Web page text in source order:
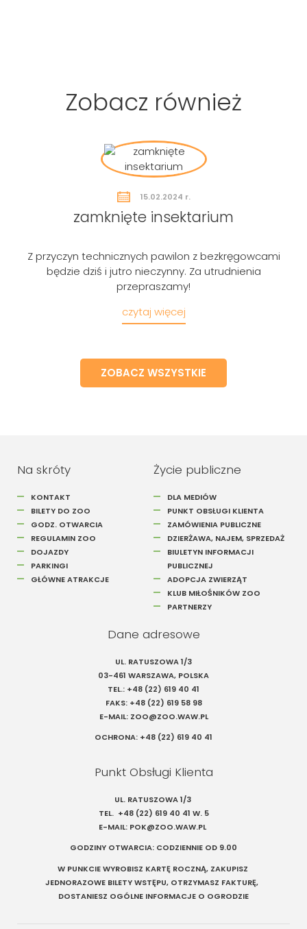
Zobacz również
15.02.2024 r.
zamknięte insektarium
Z przyczyn technicznych pawilon z bezkręgowcami
będzie dziś i jutro nieczynny. Za utrudnienia
przepraszamy!
czytaj więcej
ZOBACZ WSZYSTKIE
Na skróty
KONTAKT
BILETY DO ZOO
GODZ. OTWARCIA
REGULAMIN ZOO
DOJAZDY
PARKINGI
GŁÓWNE ATRAKCJE
Życie publiczne
DLA MEDIÓW
PUNKT OBSŁUGI KLIENTA
ZAMÓWIENIA PUBLICZNE
DZIERŻAWA, NAJEM, SPRZEDAŻ
BIULETYN INFORMACJI
PUBLICZNEJ
ADOPCJA ZWIERZĄT
KLUB MIŁOŚNIKÓW ZOO
PARTNERZY
Dane adresowe
UL. RATUSZOWA 1/3
03-461 WARSZAWA, POLSKA
TEL.: +48 (22) 619 40 41
FAKS: +48 (22) 619 58 98
E-MAIL: ZOO@ZOO.WAW.PL
OCHRONA: +48 (22) 619 40 41
Punkt Obsługi Klienta
UL. RATUSZOWA 1/3
TEL. +48 (22) 619 40 41 W. 5
E-MAIL: POK@ZOO.WAW.PL
GODZINY OTWARCIA: CODZIENNIE OD 9.00
W PUNKCIE WYROBISZ KARTĘ ROCZNĄ, ZAKUPISZ
JEDNORAZOWE BILETY WSTĘPU, OTRZYMASZ FAKTURĘ,
DOSTANIESZ OGÓLNE INFORMACJE O OGRODZIE